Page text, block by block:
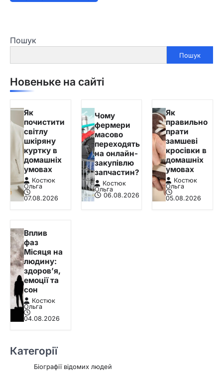
Пошук
Пошук
Новеньке на сайті
Як
почистити
світлу
шкіряну
куртку в
домашніх
умовах
Костюк
Ольга
07.08.2026
Чому
фермери
масово
переходять
на онлайн-
закупівлю
запчастин?
Костюк
Ольга
06.08.2026
Як
правильно
прати
замшеві
кросівки в
домашніх
умовах
Костюк
Ольга
05.08.2026
Вплив
фаз
Місяця на
людину:
здоров’я,
емоції та
сон
Костюк
Ольга
04.08.2026
Категорії
Біографії відомих людей